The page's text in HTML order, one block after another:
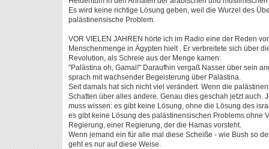
Es wird keine richtige Lösung geben, weil die Wurzel des
palästinensische Problem.
VOR VIELEN JAHREN hörte ich im Radio eine der Reden
Menschenmenge in Ägypten hielt . Er verbreitete sich über
Revolution, als Schreie aus der Menge kamen:
"Palästina oh, Gamal!" Daraufhin vergaß Nasser über sein
sprach mit wachsender Begeisterung über Palästina.
Seit damals hat sich nicht viel verändert. Wenn die
Schatten über alles andere. Genau dies geschah jetzt auch.
muss wissen: es gibt keine Lösung, ohne die Lösung des
es gibt keine Lösung des palästinensischen Problems ohne
Regierung, einer Regierung, der die Hamas vorsteht.
Wenn jemand ein für alle mal diese Scheiße - wie Bush so
geht es nur auf diese Weise.